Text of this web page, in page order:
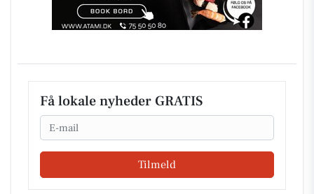
Få lokale nyheder GRATIS
Email
Tilmeld